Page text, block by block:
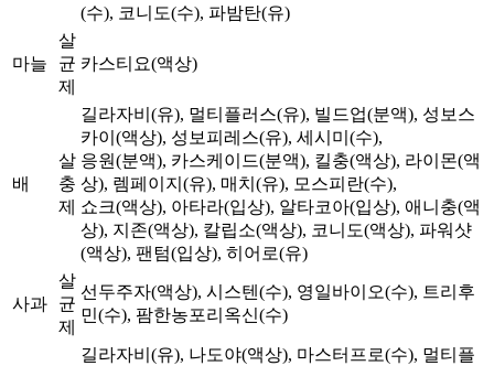
(수), 코니도(수), 파밤탄(유)
마늘
살
균
제
카스티요(액상)
배
살
충
제
길라자비(유), 멀티플러스(유), 빌드업(분액), 성보스
카이(액상), 성보피레스(유), 세시미(수),
응원(분액), 카스케이드(분액), 킬충(액상), 라이몬(액
상), 렘페이지(유), 매치(유), 모스피란(수),
쇼크(액상), 아타라(입상), 알타코아(입상), 애니충(액
상), 지존(액상), 칼립소(액상), 코니도(액상), 파워샷
(액상), 팬텀(입상), 히어로(유)
사과
살
균
제
선두주자(액상), 시스텐(수), 영일바이오(수), 트리후
민(수), 팜한농포리옥신(수)
길라자비(유), 나도야(액상), 마스터프로(수), 멀티플